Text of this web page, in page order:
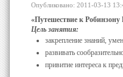
Опубликовано: 2011-03-13
«Путешествие к Робинзону
Цель занятия:
закрепление знаний,
развивать
привитие интереса к